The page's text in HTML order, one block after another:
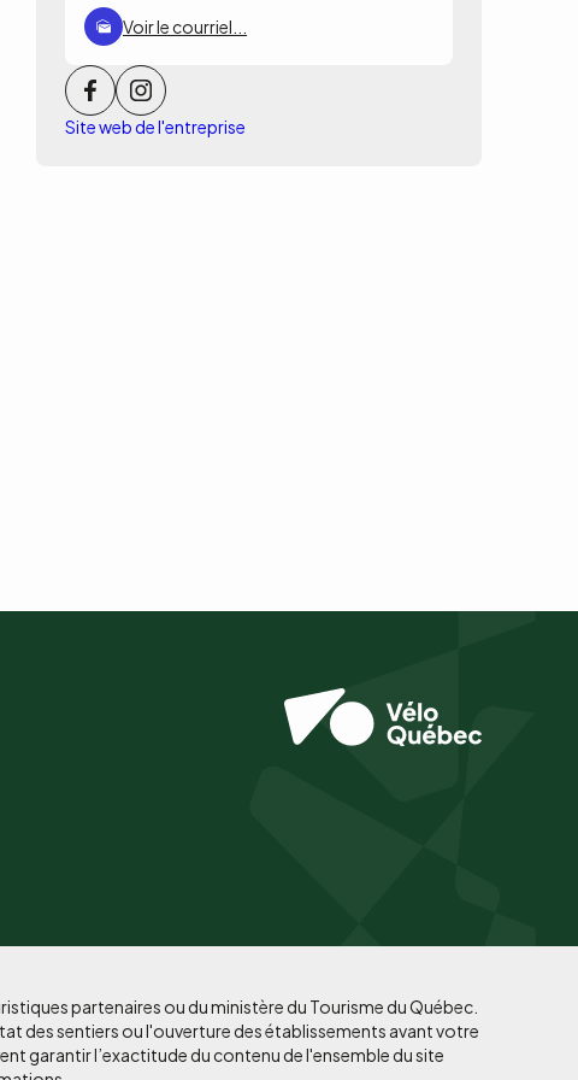
Voir le courriel...
Site web de l'entreprise
partenaires ou du ministère du Tourisme du Québec.
des sentiers ou l'ouverture des établissements avant votre
garantir l’exactitude du contenu de l'ensemble du site